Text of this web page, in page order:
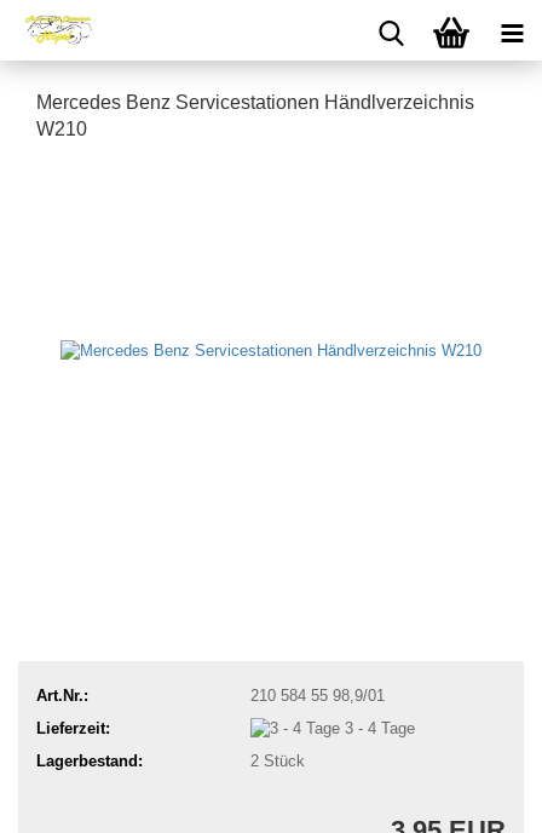
Mercedes Benz Servicestationen Händlverzeichnis
W210
Art.Nr.:
210 584 55 98,9/01
Lieferzeit:
3 - 4 Tage
Lagerbestand:
2 Stück